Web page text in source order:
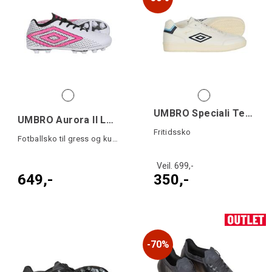
UMBRO Aurora II Lo HGR Jr
Fotballsko til gress og kunstgress
649,-
UMBRO Speciali Terrace
Fritidssko
Veil. 699,-
350,-
70%